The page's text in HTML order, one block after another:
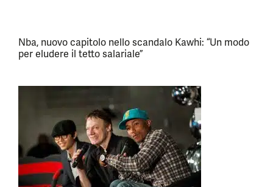
Nba, nuovo capitolo nello scandalo Kawhi: “Un modo
per eludere il tetto salariale”